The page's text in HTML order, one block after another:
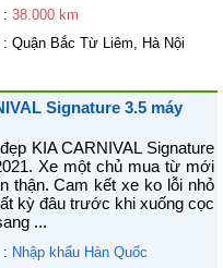
: 38.000 km
: Quận Bắc Từ Liêm, Hà Nội
Signature 3.5 máy
KIA CARNIVAL Signature
Xe một chủ mua từ mới
thận. Cam kết xe ko lỗi nhỏ
kỳ đâu trước khi xuống cọc
...
: Nhập khẩu Hàn Quốc